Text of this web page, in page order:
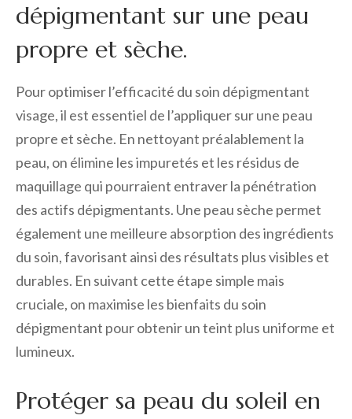
dépigmentant sur une peau
propre et sèche.
Pour optimiser l’efficacité du soin dépigmentant
visage, il est essentiel de l’appliquer sur une peau
propre et sèche. En nettoyant préalablement la
peau, on élimine les impuretés et les résidus de
maquillage qui pourraient entraver la pénétration
des actifs dépigmentants. Une peau sèche permet
également une meilleure absorption des ingrédients
du soin, favorisant ainsi des résultats plus visibles et
durables. En suivant cette étape simple mais
cruciale, on maximise les bienfaits du soin
dépigmentant pour obtenir un teint plus uniforme et
lumineux.
Protéger sa peau du soleil en